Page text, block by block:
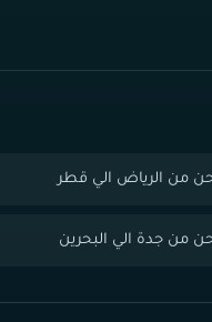
من الرياض الي قطر
من جدة الي البحرين